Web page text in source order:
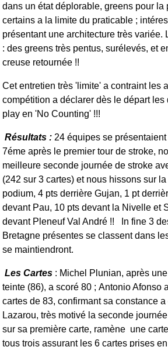
dans un état déplorable, greens pour la
certains a la limite du praticable ;
présentant une architecture très variée.
: des greens très pentus, surélevés, et
creuse retournée !!
Cet entretien très 'limite' a contraint les
compétition a déclarer dès le départ les
play en 'No Counting' !!!
Résultats : 24 équipes se
7éme après le premier tour de stroke,
meilleure seconde journée de stroke
(242 sur 3 cartes) et nous hissons sur
podium, 4 pts derrière Gujan, 1 pt
devant Pau, 10 pts devant la Nivelle et
devant Pleneuf Val André !! In fine 3
Bretagne présentes se classent dans
se maintiendront.
Les Cartes : Michel Plunian, après
teinte (86), a scoré 80 ; Antonio Afonso
cartes de 83, confirmant sa constance
Lazarou, très motivé la seconde
sur sa première carte, ramène une
tous trois assurant les 6 cartes prises